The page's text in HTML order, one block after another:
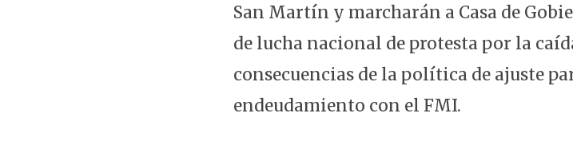
San Martín y marcharán a Casa de
de lucha nacional de protesta por la
consecuencias de la política de ajuste
endeudamiento con el FMI.